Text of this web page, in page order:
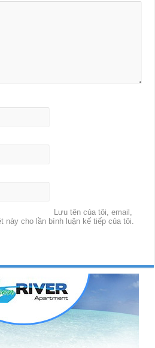
Lưu tên của tôi, email,
này cho lần bình luận kế tiếp của tôi.